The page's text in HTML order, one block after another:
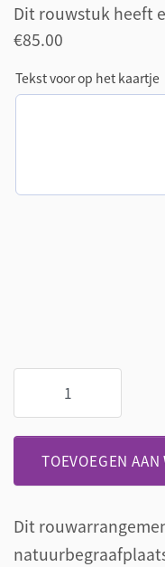
Dit rouwstuk heeft
€85.00
Tekst voor op het kaartje
Naturalmente
bello
TOEVOEGEN
Dit